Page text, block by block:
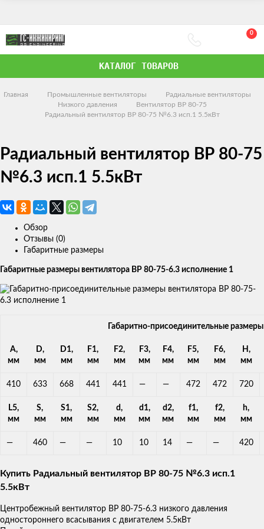
0
КАТАЛОГ ТОВАРОВ
Главная Промышленные вентиляторы
Радиальные вентиляторы
Низкого давления
Вентилятор ВР 80-75
Радиальный вентилятор ВР 80-75 №6.3 исп.1 5.5кВт
Радиальный вентилятор ВР 80-75
№6.3 исп.1 5.5кВт
Обзор
Отзывы (0)
Габаритные размеры
Габаритные размеры вентилятора ВР 80-75-6.3 исполнение 1
Габаритно-присоединительные
А,
мм
D,
мм
D1,
мм
F1,
мм
F2,
мм
F3,
мм
F4,
мм
F5,
мм
F6,
мм
H,
мм
410 633 668 441 441 — — 472 472 720
L5,
мм
S,
мм
S1,
мм
S2,
мм
d,
мм
d1,
мм
d2,
мм
f1,
мм
f2,
мм
h,
мм
— 460 — — 10 10 14 — — 420
Купить Радиальный вентилятор ВР 80-75 №6.3 исп.1
5.5кВт
Центробежный вентилятор ВР 80-75-6.3 низкого давления
одностороннего всасывания с двигателем 5.5кВт